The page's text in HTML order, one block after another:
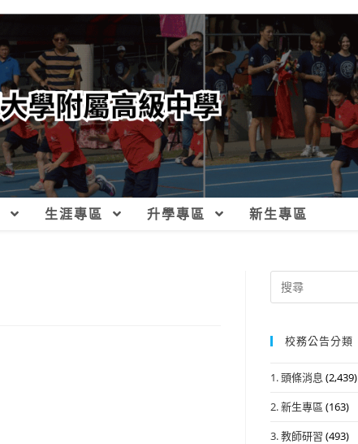
生涯專區 升學專區 新生專區
Search
for:
校務公告分類
1. 頭條消息 (2,439)
2. 新生專區 (163)
3. 教師研習 (493)